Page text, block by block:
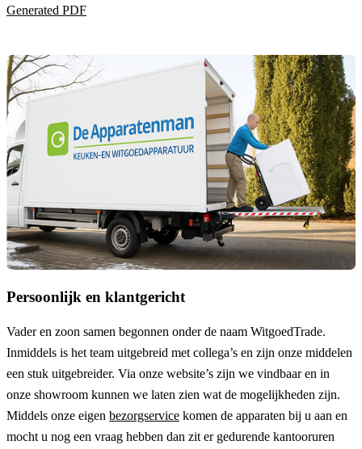
Generated PDF
Persoonlijk en klantgericht
Vader en zoon samen begonnen onder de naam WitgoedTrade.
Inmiddels is het team uitgebreid met collega’s en zijn onze middelen
een stuk uitgebreider. Via onze website’s zijn we vindbaar en in
onze showroom kunnen we laten zien wat de mogelijkheden zijn.
Middels onze eigen bezorgservice komen de apparaten bij u aan en
mocht u nog een vraag hebben dan zit er gedurende kantooruren